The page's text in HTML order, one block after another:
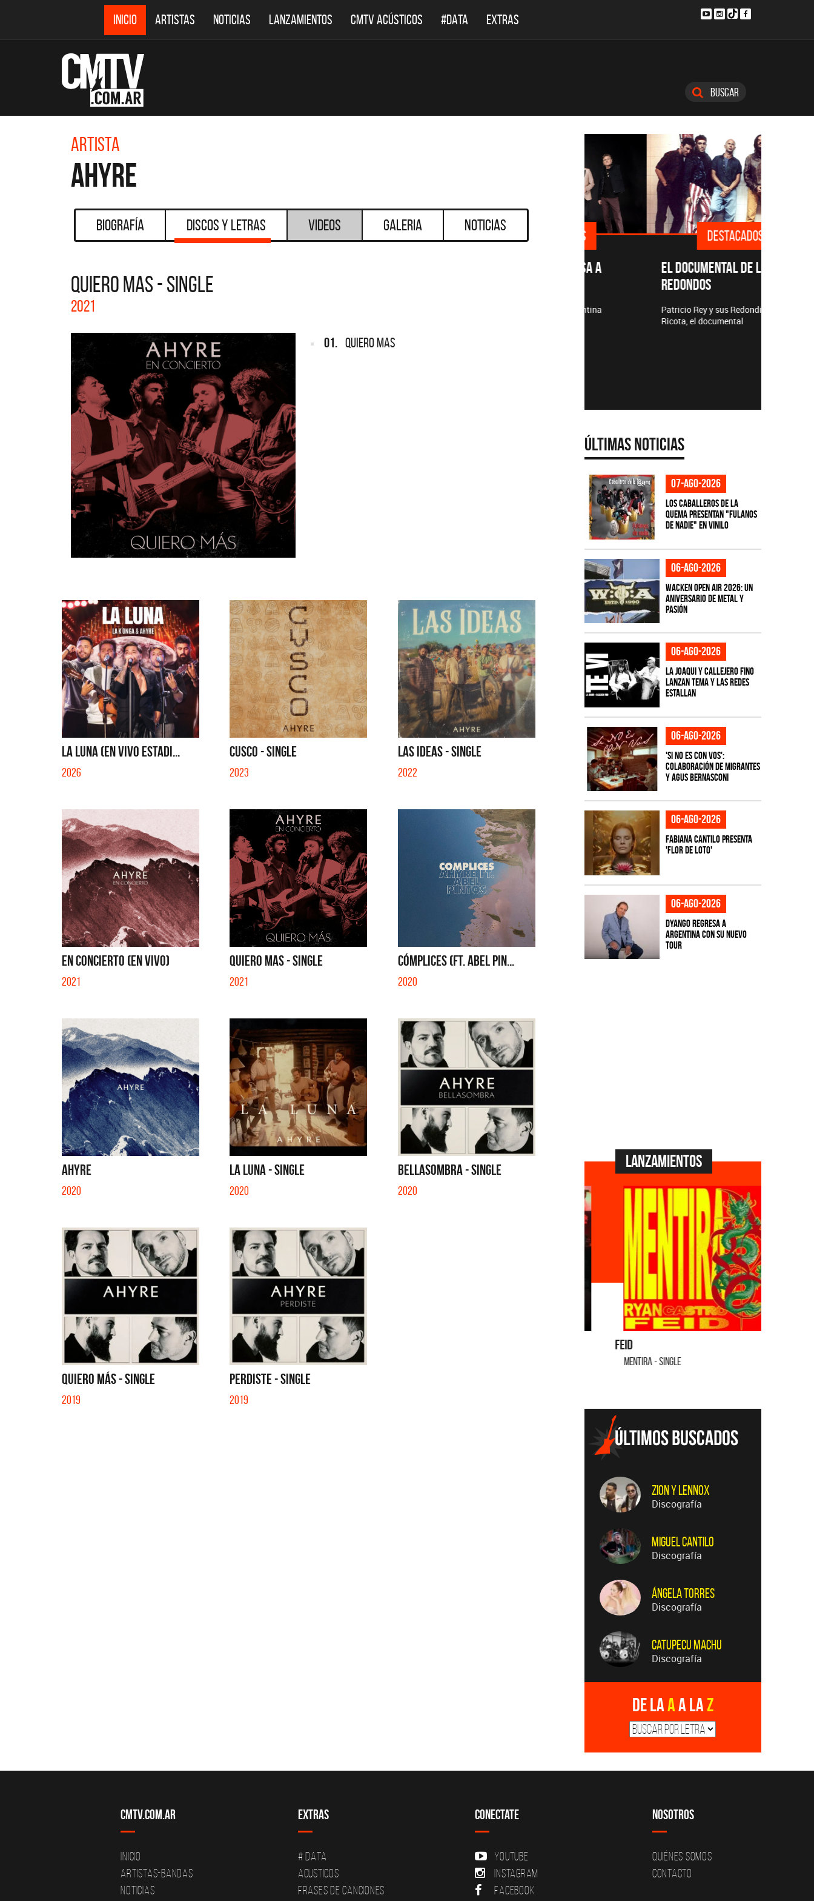
INICIO ARTISTAS NOTICIAS LANZAMIENTOS CMTV ACÚSTICOS #DATA EXTRAS
Buscar
Artista
AHYRE
Biografía Discos y Letras Videos Galeria Noticias
QUIERO MAS - SINGLE
2021
01. QUIERO MAS
LA LUNA (EN VIVO ESTADI...
2026
CUSCO - SINGLE
2023
LAS IDEAS - SINGLE
2022
EN CONCIERTO (EN VIVO)
2021
QUIERO MAS - SINGLE
2021
CÓMPLICES (FT. ABEL PIN...
2020
AHYRE
2020
LA LUNA - SINGLE
2020
BELLASOMBRA - SINGLE
2020
QUIERO MÁS - SINGLE
2019
PERDISTE - SINGLE
2019
DESTACADOS DESTACADOS DESTACADOS
EL DOCUMENTAL DE LOS
Patricio Rey y sus Redonditos de
Ricota, el documental
Últimas Noticias
07-ago-2026
Los Caballeros de la
Quema presentan "Fulanos
de Nadie" en vinilo
06-ago-2026
Wacken Open Air 2026: Un
aniversario de metal y
pasión
06-ago-2026
La Joaqui y Callejero Fino
lanzan tema y las redes
estallan
06-ago-2026
'Si No Es Con Vos':
colaboración de Migrantes
y Agus Bernasconi
06-ago-2026
Fabiana Cantilo presenta
'Flor de Loto'
06-ago-2026
Dyango regresa a
Argentina con su nuevo
tour
Lanzamientos
Migrantes
SI NO ES CON VOS - SINGLE MENTIRA - SINGLE
Zion Y Lennox
Discografía
Miguel Cantilo
Discografía
Ángela Torres
Discografía
Catupecu Machu
Discografía
De laAa laZ
CMTV.com.ar
Inicio
Artistas-Bandas
Noticias
Extras
# DATA
Acusticos
Frases de canciones
Conectate
YouTube
Instagram
Facebook
Nosotros
Quiénes Somos
Contacto